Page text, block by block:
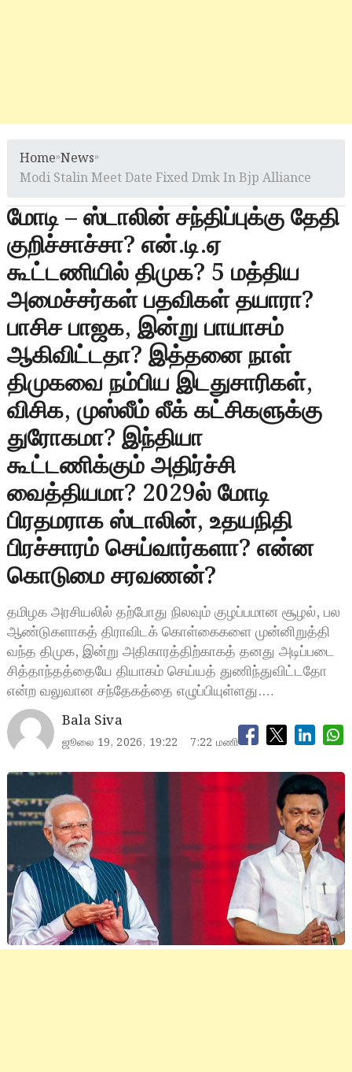
Home»News»
Modi Stalin Meet Date Fixed Dmk In Bjp Alliance
மோடி – ஸ்டாலின் சந்திப்புக்கு தேதி
குறிச்சாச்சா? என்.டி.ஏ
கூட்டணியில் திமுக? 5 மத்திய
அமைச்சர்கள் பதவிகள் தயாரா?
பாசிச பாஜக, இன்று பாயாசம்
ஆகிவிட்டதா? இத்தனை நாள்
திமுகவை நம்பிய இடதுசாரிகள்,
விசிக, முஸ்லீம் லீக் கட்சிகளுக்கு
துரோகமா? இந்தியா
கூட்டணிக்கும் அதிர்ச்சி
வைத்தியமா? 2029ல் மோடி
பிரதமராக ஸ்டாலின், உதயநிதி
பிரச்சாரம் செய்வார்களா? என்ன
கொடுமை சரவணன்?
தமிழக அரசியலில் தற்போது நிலவும் குழப்பமான சூழல், பல
ஆண்டுகளாகத் திராவிடக் கொள்கைகளை முன்னிறுத்தி
வந்த திமுக, இன்று அதிகாரத்திற்காகத் தனது அடிப்படை
சித்தாந்தத்தையே தியாகம் செய்யத் துணிந்துவிட்டதோ
என்ற வலுவான சந்தேகத்தை எழுப்பியுள்ளது.…
Bala Siva
ஜூலை 19, 2026, 19:22 7:22 மணி